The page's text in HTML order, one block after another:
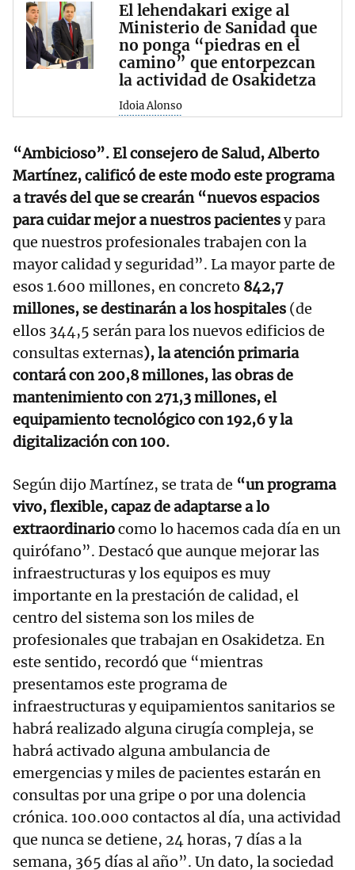
El lehendakari exige al
Ministerio de Sanidad que
no ponga “piedras en el
camino” que entorpezcan
la actividad de Osakidetza
Idoia Alonso
“Ambicioso”. El consejero de Salud, Alberto
Martínez, calificó de este modo este programa
a través del que se crearán “nuevos espacios
para cuidar mejor a nuestros pacientesy para
que nuestros profesionales trabajen con la
mayor calidad y seguridad”. La mayor parte de
esos 1.600 millones, en concreto 842,7
millones, se destinarán a los hospitales (de
ellos 344,5 serán para los nuevos edificios de
consultas externas), la atención primaria
contará con 200,8 millones, las obras de
mantenimiento con 271,3 millones, el
equipamiento tecnológico con 192,6 y la
digitalización con 100.
Según dijo Martínez, se trata de “un programa
vivo, flexible, capaz de adaptarse a lo
extraordinariocomo lo hacemos cada día en un
quirófano”. Destacó que aunque mejorar las
infraestructuras y los equipos es muy
importante en la prestación de calidad, el
centro del sistema son los miles de
profesionales que trabajan en Osakidetza. En
este sentido, recordó que “mientras
presentamos este programa de
infraestructuras y equipamientos sanitarios se
habrá realizado alguna cirugía compleja, se
habrá activado alguna ambulancia de
emergencias y miles de pacientes estarán en
consultas por una gripe o por una dolencia
crónica. 100.000 contactos al día, una actividad
que nunca se detiene, 24 horas, 7 días a la
semana, 365 días al año”. Un dato, la sociedad